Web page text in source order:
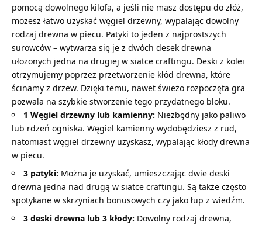
pomocą dowolnego kilofa, a jeśli nie masz dostępu do złóż,
możesz łatwo uzyskać węgiel drzewny, wypalając dowolny
rodzaj drewna w piecu. Patyki to jeden z najprostszych
surowców – wytwarza się je z dwóch desek drewna
ułożonych jedna na drugiej w siatce craftingu. Deski z kolei
otrzymujemy poprzez przetworzenie kłód drewna, które
ścinamy z drzew. Dzięki temu, nawet świeżo rozpoczęta gra
pozwala na szybkie stworzenie tego przydatnego bloku.
1 Węgiel drzewny lub kamienny: Niezbędny jako paliwo
lub rdzeń ogniska. Węgiel kamienny wydobędziesz z rud,
natomiast węgiel drzewny uzyskasz, wypalając kłody drewna
w piecu.
3 patyki: Można je uzyskać, umieszczając dwie deski
drewna jedna nad drugą w siatce craftingu. Są także często
spotykane w skrzyniach bonusowych czy jako łup z wiedźm.
3 deski drewna lub 3 kłody: Dowolny rodzaj drewna,